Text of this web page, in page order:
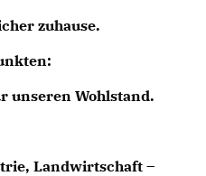
zuhause.
unseren Wohlstand.
Landwirtschaft –